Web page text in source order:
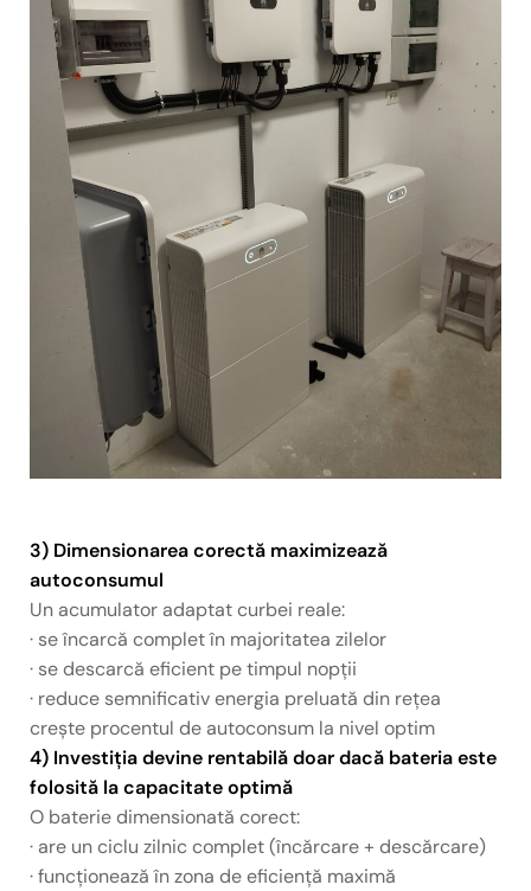
3) Dimensionarea corectă maximizează
autoconsumul
Un acumulator adaptat curbei reale:
· se încarcă complet în majoritatea zilelor
· se descarcă eficient pe timpul nopții
· reduce semnificativ energia preluată din rețea
crește procentul de autoconsum la nivel optim
4) Investiția devine rentabilă doar dacă bateria este
folosită la capacitate optimă
O baterie dimensionată corect:
· are un ciclu zilnic complet (încărcare + descărcare)
· funcționează în zona de eficiență maximă